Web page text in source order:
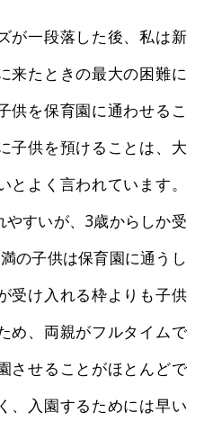
が一段落した後、私は新
来たときの最大の困難に
供を保育園に通わせるこ
子供を預けることは、大
よく言われています。
すいが、3歳からしか受
の子供は保育園に通うし
受け入れる枠よりも子供
め、両親がフルタイムで
させることがほとんどで
、入園するためには早い